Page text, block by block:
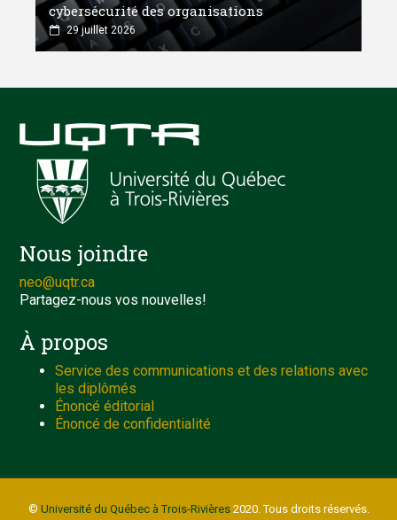
cybersécurité des organisations
29 juillet 2026
Nous joindre
neo@uqtr.ca
Partagez-nous vos nouvelles!
À propos
Service des communications et des relations avec
les diplômés
Énoncé éditorial
Énoncé de confidentialité
© Université du Québec à Trois-Rivières2020. Tous droits réservés.